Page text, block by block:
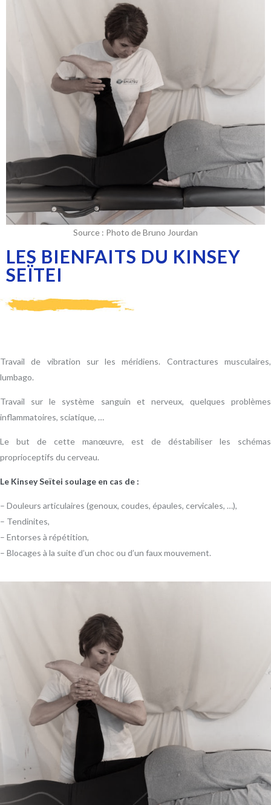
Source : Photo de Bruno Jourdan
LES BIENFAITS DU KINSEY
SEÏTEI
Travail de vibration sur les méridiens. Contractures musculaires,
lumbago.
Travail sur le système sanguin et nerveux, quelques problèmes
inflammatoires, sciatique, …
Le but de cette manœuvre, est de déstabiliser les schémas
proprioceptifs du cerveau.
Le Kinsey Seïtei soulage en cas de :
– Douleurs articulaires (genoux, coudes, épaules, cervicales, …),
– Tendinites,
– Entorses à répétition,
– Blocages à la suite d’un choc ou d’un faux mouvement.